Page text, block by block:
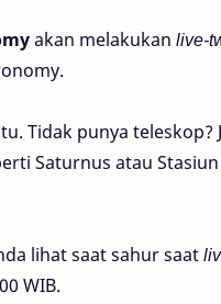
akan melakukan live-
Tidak punya teleskop?
Saturnus atau
lihat saat sahur saat
WIB.